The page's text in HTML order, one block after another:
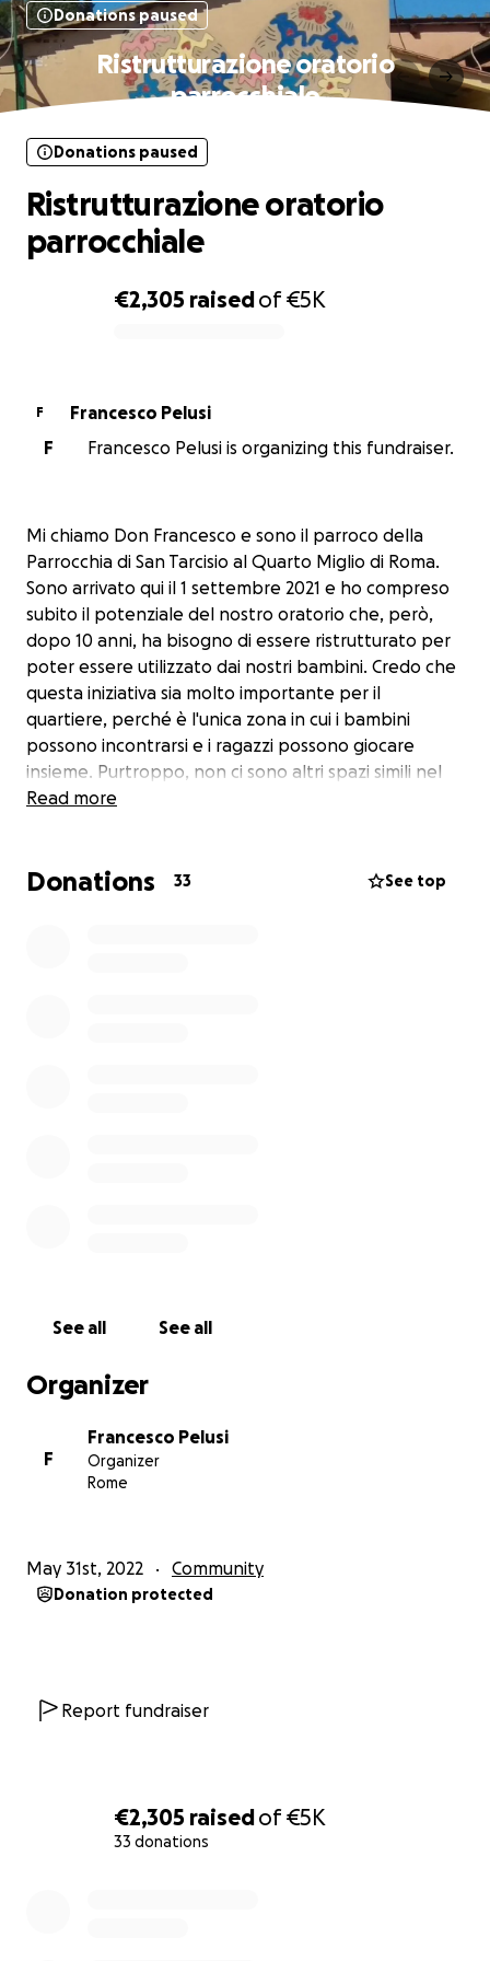
€2,305 raisedof€5K
33 donations
Donations paused
Ristrutturazione oratorio
parrocchiale
€2,305 raisedof€5K
Donations paused
Ristrutturazione oratorio
parrocchiale
F
Francesco Pelusi
F
Francesco Pelusi is organizing this fundraiser.
Mi chiamo Don Francesco e sono il parroco della
Parrocchia di San Tarcisio al Quarto Miglio di Roma.
Sono arrivato qui il 1 settembre 2021 e ho compreso
subito il potenziale del nostro oratorio che, però,
dopo 10 anni, ha bisogno di essere ristrutturato per
poter essere utilizzato dai nostri bambini. Credo che
questa iniziativa sia molto importante per il
quartiere, perché è l'unica zona in cui i bambini
possono incontrarsi e i ragazzi possono giocare
insieme. Purtroppo, non ci sono altri spazi simili nel
nostro quartiere. È l'unico centro di aggregazione
parrocchiale e per il bene del quartiere. Ho pensato
Read more
Donations 33 See top
See all See all
Organizer
F
Francesco Pelusi
Organizer
Rome
May 31st, 2022 Community
Donation protected
Report fundraiser